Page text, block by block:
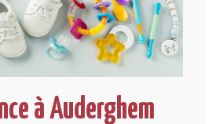
à Auderghem